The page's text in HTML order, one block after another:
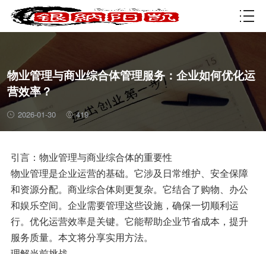
资质许可
物业管理与商业综合体管理服务：企业如何优化运
营效率？
2026-01-30 419
引言：物业管理与商业综合体的重要性
物业管理是企业运营的基础。它涉及日常维护、安全保障
和资源分配。商业综合体则更复杂。它结合了购物、办公
和娱乐空间。企业需要管理这些设施，确保一切顺利运
行。优化运营效率是关键。它能帮助企业节省成本，提升
服务质量。本文将分享实用方法。